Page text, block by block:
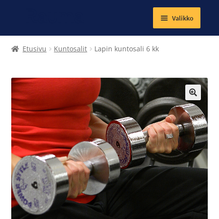
Valikko
Laajenna
valikko
Korut
Magneetit
Muut tuotteet
Ateria- ja välipalamaksut
Laajenna
tason
Kuntosalit
Etusivu Kuntosalit Lapin kuntosali 6 kk
🔍